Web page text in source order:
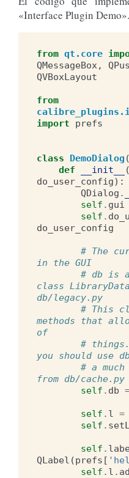
«Interface Plugin Demo».
from qt.core
QMessageBox ,
QVBoxLayout
from
import
prefs
class DemoDialog (
def
__init__ (
do_user_config):
QDialog .
self . gui
self .
do_user_config
# The
in the GUI
# db is
class
db/legacy.py
# This
methods that
of
# things.
you should use
# a
from db/cache.py
self . db
self . l =
self .
self .
QLabel (prefs [
self . l .